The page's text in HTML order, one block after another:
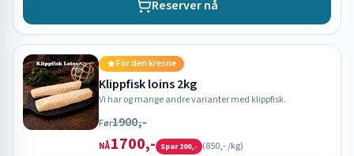
Reserver nå
For den kresne
Klippfisk loins 2kg
Vi har og mange andre varianter med klippfisk.
Før1900,-
NÅ1700,- Spar200,- (850,-/kg)